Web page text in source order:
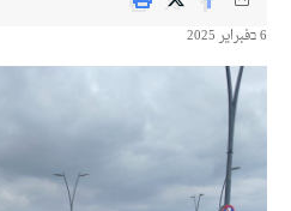
6 בفبراير 2025